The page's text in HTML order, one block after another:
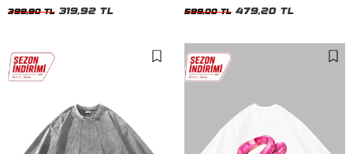
399,90 TL 319,92 TL 599,00 TL 479,20 TL